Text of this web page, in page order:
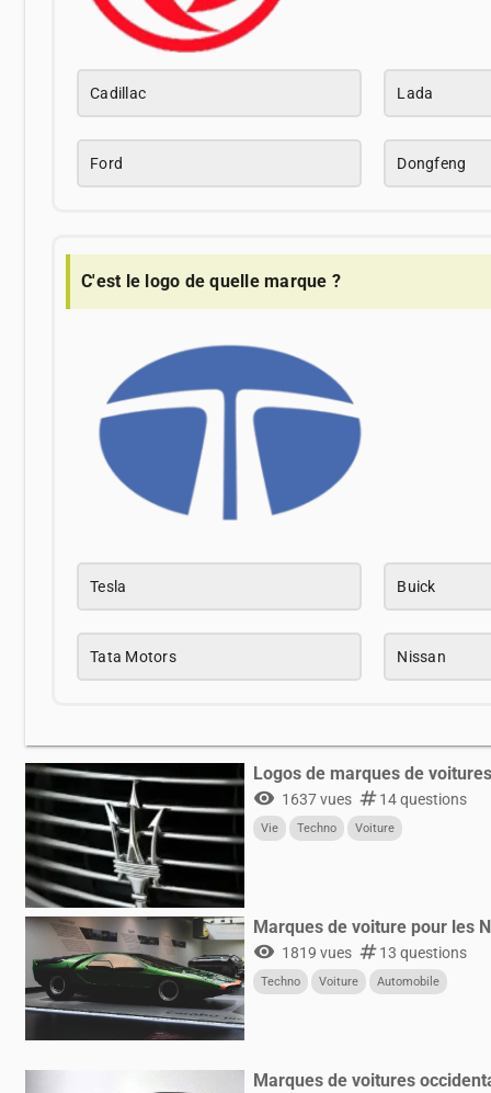
Cadillac Lada
Ford Dongfeng
C'est le logo de quelle marque ?
Tesla Buick
Tata Motors Nissan
Logos de marques de
visibility 1637 vues numbers14 questions
Vie Techno Voiture
Marques de voiture pour les
visibility 1819 vues numbers13 questions
Techno Voiture Automobile
Marques de voitures